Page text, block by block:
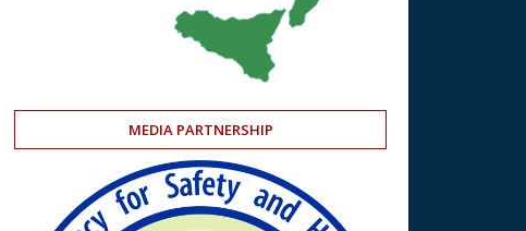
MEDIA PARTNERSHIP